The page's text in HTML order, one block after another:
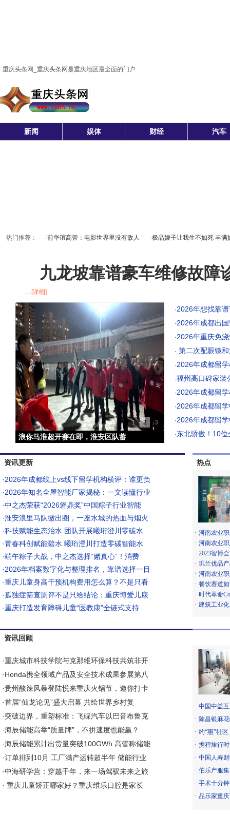
重庆头条网_重庆头条网是重庆地区最全面的门户
新闻 娱体 财经 汽车
热门推荐： ·前华谊高管：电影世界里没有敌人 ·极品嫂子让我生不如死 丰满
九龙坡靠谱豪车维修故障
… [详细]
1 2 3
Honda携全领域产品及安全技术成
·2026年想找靠
·2026年成都出
·2026年重庆免
· 第二次配眼镜
·2026年成都留
·福州高口碑家装
·2026年成都留
·2026年成都留
·2026年成都留
·东北骄傲！10
资讯更新
·2026年成都线上vs线下留学机构横评：谁更负
·2026年知名全屋智能厂家揭秘：一文读懂行业
·中之杰荣获“2026箬鼎奖”中国粽子行业智能
·淮安浪里马队徽出圈，一座水城的热血与烟火
·科技赋能生态治水 团队开展曦珩澄川零碳水
·青春科创赋能碧水 曦珩澄川打造零碳智能水
·端午粽子大战，中之杰选择“赌真心”！消费
·2026年档案数字化与整理排名，靠谱选择一目
·重庆儿童身高干预机构费用怎么算？不是只看
·孤独症筛查测评不是只给结论：重庆博爱儿康
·重庆打造发育障碍儿童“医教康”全链式支持
热点
· 河南农业
· 河南农业
· 2023智博
· 玑兰优品
· 河南农业
· 餐饮赛道
· 时代革命
· 建筑工业
资讯回顾
·重庆城市科技学院与克那维环保科技共筑非开
·Honda携全领域产品及安全技术成果参展第八
·贵州酸辣风暴登陆悦来重庆火锅节，邀你打卡
·首届“仙龙论见”盛大启幕 共绘世界乡村复
·突破边界，重塑标准：飞碟汽车以巴音布鲁克
·海辰储能高举“质量牌”，不拼速度也能赢？
·海辰储能累计出货量突破100GWh 高管称储能
·订单排到10月 工厂满产运转超半年 储能行业
·中海研学营：穿越千年，来一场驾驭未来之旅
· 重庆儿童矫正哪家好？重庆维乐口腔是家长
· 中国中益
· 陈昌银麻
· 约“惠”社
· 携程旅行
· 中国人寿
· 伯乐产服
· 手术十分
· 品乐家重